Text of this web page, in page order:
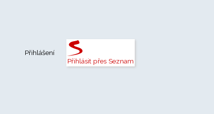
Přihlášení
Přihlásit přes Seznam